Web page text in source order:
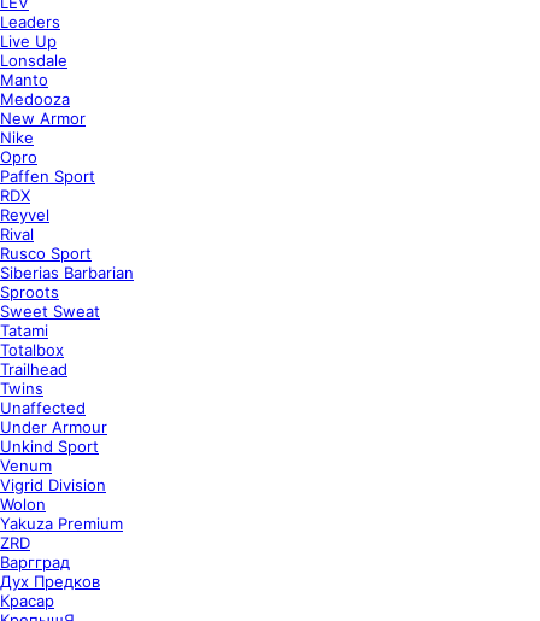
Leaders
Live Up
Lonsdale
Manto
Medooza
New Armor
Nike
Opro
Paffen Sport
RDX
Reyvel
Rival
Rusco Sport
Siberias Barbarian
Sproots
Sweet Sweat
Tatami
Totalbox
Trailhead
Twins
Unaffected
Under Armour
Unkind Sport
Venum
Vigrid Division
Wolon
Yakuza Premium
ZRD
Варгград
Дух Предков
Красар